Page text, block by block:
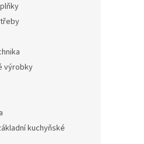
výrobky
kuchyňské